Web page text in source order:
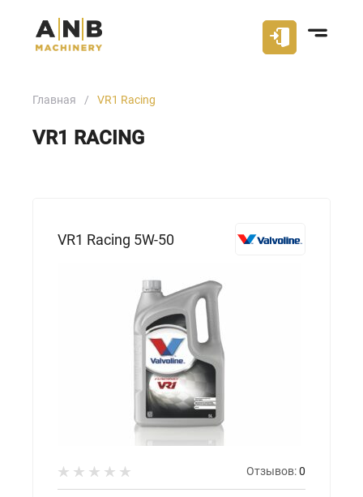
Главная VR1 Racing
VR1 RACING
VR1 Racing 5W-50
Отзывов:0